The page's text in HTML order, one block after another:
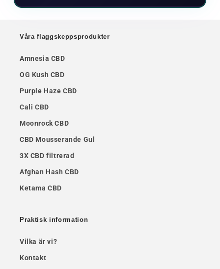
Våra flaggskeppsprodukter
Amnesia CBD
OG Kush CBD
Purple Haze CBD
Cali CBD
Moonrock CBD
CBD Mousserande Gul
3X CBD filtrerad
Afghan Hash CBD
Ketama CBD
Praktisk information
Vilka är vi?
Kontakt